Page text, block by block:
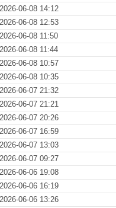
2026-06-08 14:12
2026-06-08 12:53
2026-06-08 11:50
2026-06-08 11:44
2026-06-08 10:57
2026-06-08 10:35
2026-06-07 21:32
2026-06-07 21:21
2026-06-07 20:26
2026-06-07 16:59
2026-06-07 13:03
2026-06-07 09:27
2026-06-06 19:08
2026-06-06 16:19
2026-06-06 13:26